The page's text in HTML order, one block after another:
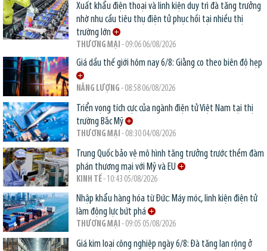
Xuất khẩu điện thoại và linh kiện duy trì đà tăng trưởng
nhờ nhu cầu tiêu thụ điện tử phục hồi tại nhiều thị
trường lớn
THƯƠNG MẠI - 09:06 06/08/2026
Giá dầu thế giới hôm nay 6/8: Giằng co theo biên độ hẹp
NĂNG LƯỢNG - 08:58 06/08/2026
Triển vọng tích cực của ngành điện tử Việt Nam tại thị
trường Bắc Mỹ
THƯƠNG MẠI - 08:30 04/08/2026
Trung Quốc bảo vệ mô hình tăng trưởng trước thềm đàm
phán thương mại với Mỹ và EU
KINH TẾ- 10:43 05/08/2026
Nhập khẩu hàng hóa từ Đức: Máy móc, linh kiện điện tử
làm động lực bứt phá
THƯƠNG MẠI - 09:05 05/08/2026
Giá kim loại công nghiệp ngày 6/8: Đà tăng lan rộng ở